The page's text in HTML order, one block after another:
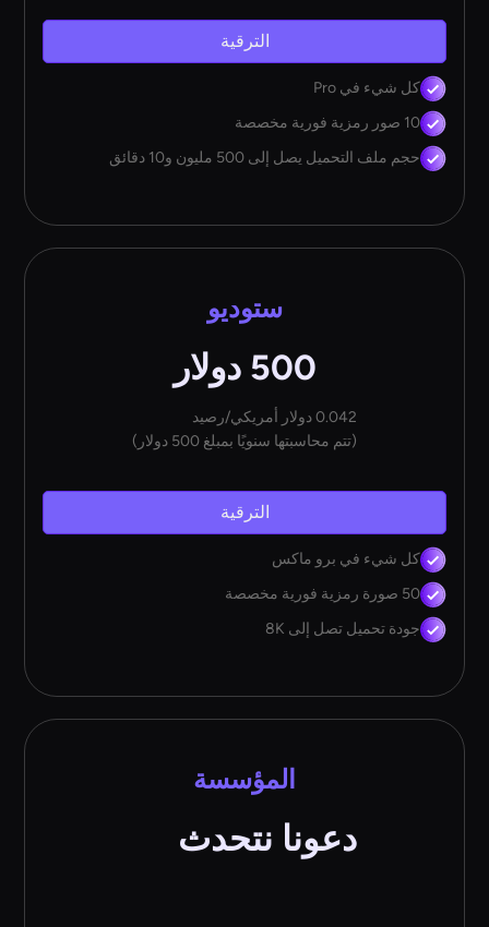
الترقية
كل شيء في Pro
10 صور رمزية فورية مخصصة
حجم ملف التحميل يصل إلى 500 مليون و10 دقائق
ستوديو
500 دولار
0.042 دولار أمريكي/رصيد
(تتم محاسبتها سنويًا بمبلغ 500 دولار)
الترقية
كل شيء في برو ماكس
50 صورة رمزية فورية مخصصة
جودة تحميل تصل إلى 8K
المؤسسة
دعونا نتحدث